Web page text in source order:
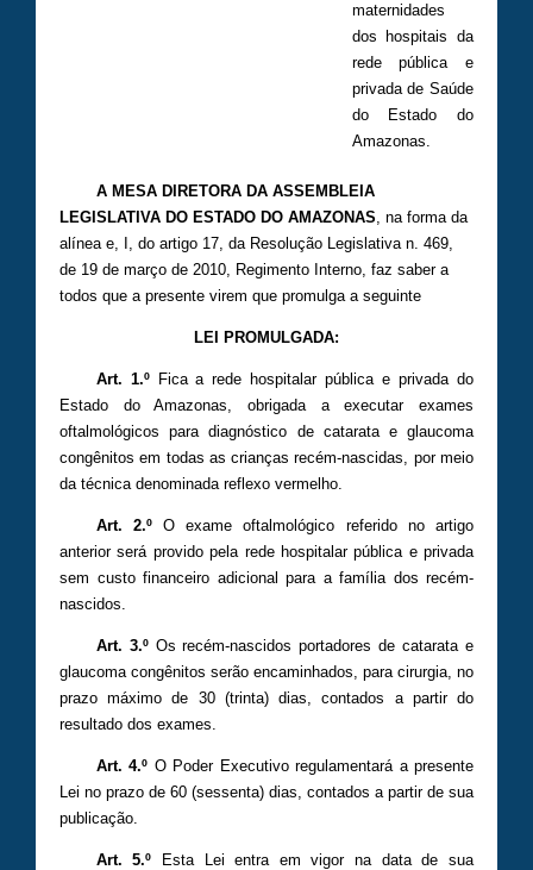
maternidades
dos hospitais da
rede pública e
privada de Saúde
do Estado do
Amazonas.
A MESA DIRETORA DA ASSEMBLEIA
LEGISLATIVA DO ESTADO DO AMAZONAS , na forma da
alínea e, I, do artigo 17, da Resolução Legislativa n. 469,
de 19 de março de 2010, Regimento Interno, faz saber a
todos que a presente virem que promulga a seguinte
LEI PROMULGADA:
Art. 1.ºFica a rede hospitalar pública e privada do
Estado do Amazonas, obrigada a executar exames
oftalmológicos para diagnóstico de catarata e glaucoma
congênitos em todas as crianças recém-nascidas, por meio
da técnica denominada reflexo vermelho.
Art. 2.ºO exame oftalmológico referido no artigo
anterior será provido pela rede hospitalar pública e privada
sem custo financeiro adicional para a família dos recém-
nascidos.
Art. 3.ºOs recém-nascidos portadores de catarata e
glaucoma congênitos serão encaminhados, para cirurgia, no
prazo máximo de 30 (trinta) dias, contados a partir do
resultado dos exames.
Art. 4.º O Poder Executivo regulamentará a presente
Lei no prazo de 60 (sessenta) dias, contados a partir de sua
publicação.
Art. 5.º Esta Lei entra em vigor na data de sua